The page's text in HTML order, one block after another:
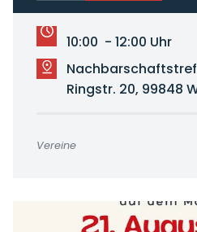
10:00 - 12:00 Uhr
Ringstr. 20, 99848
Vereine